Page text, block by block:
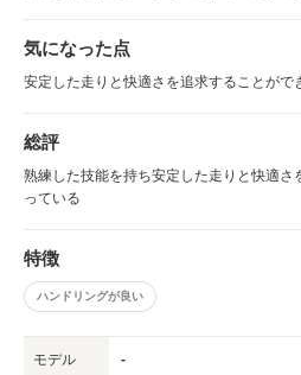
気になった点
安定した走りと快適さを追求することがで
総評
熟練した技能を持ち安定した走りと快適さ
っている
特徴
ハンドリングが良い
モデル -